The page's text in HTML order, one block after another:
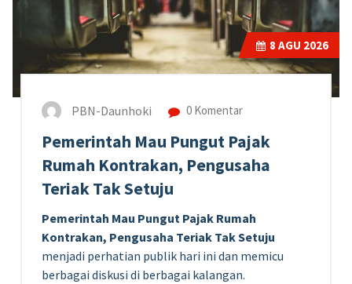
8 AGU 2026
PBN-Daunhoki 0 Komentar
Pemerintah Mau Pungut Pajak
Rumah Kontrakan, Pengusaha
Teriak Tak Setuju
Pemerintah Mau Pungut Pajak Rumah
Kontrakan, Pengusaha Teriak Tak Setuju
menjadi perhatian publik hari ini dan memicu
berbagai diskusi di berbagai kalangan.